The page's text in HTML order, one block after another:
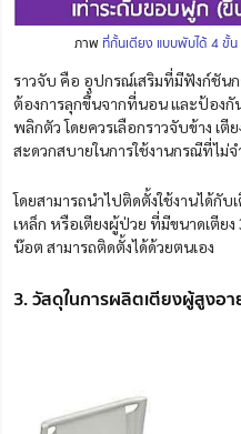
ภาพ ที่กั้นเตียง แบบพับได้ 4 ขั้
ราวจับ คือ อุปกรณ์เสริมที่มีฟังก์ชันก
ต้องการลุกขึ้นจากที่นอน และป้องกั
พลิกตัว โดยควรเลือกราวจับข้าง เ
สะดวกสบายในการใช้งานกรณีที่ไม่จ
โดยสามารถนำไปติดตั้งใช้งานได้กั
เหล็ก หรือเตียงผู้ป่วย ที่มีขนาดเตีย
น๊อต สามารถติดตั้งได้ด้วยตนเอง
3. วัสดุในการผลิตเตียงผู้สูงอา